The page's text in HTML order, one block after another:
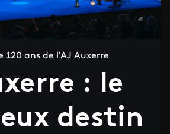
120 ans de l'AJ Auxerre
: le
destin